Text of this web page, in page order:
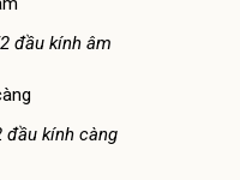
đầu kính âm
đầu kính càng